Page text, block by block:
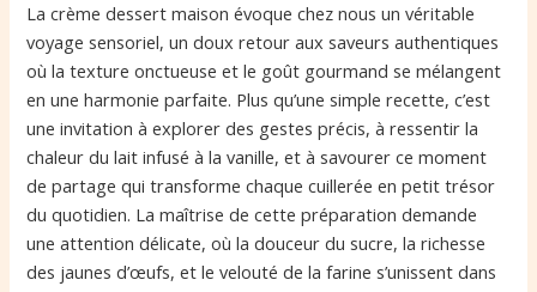
La crème dessert maison évoque chez nous un véritable
voyage sensoriel, un doux retour aux saveurs authentiques
où la texture onctueuse et le goût gourmand se mélangent
en une harmonie parfaite. Plus qu’une simple recette, c’est
une invitation à explorer des gestes précis, à ressentir la
chaleur du lait infusé à la vanille, et à savourer ce moment
de partage qui transforme chaque cuillerée en petit trésor
du quotidien. La maîtrise de cette préparation demande
une attention délicate, où la douceur du sucre, la richesse
des jaunes d’œufs, et le velouté de la farine s’unissent dans